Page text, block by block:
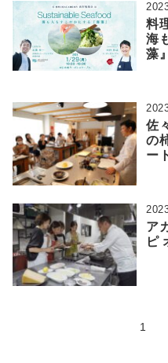
料
海
藻』
佐
の
ー
ア
ピ
1